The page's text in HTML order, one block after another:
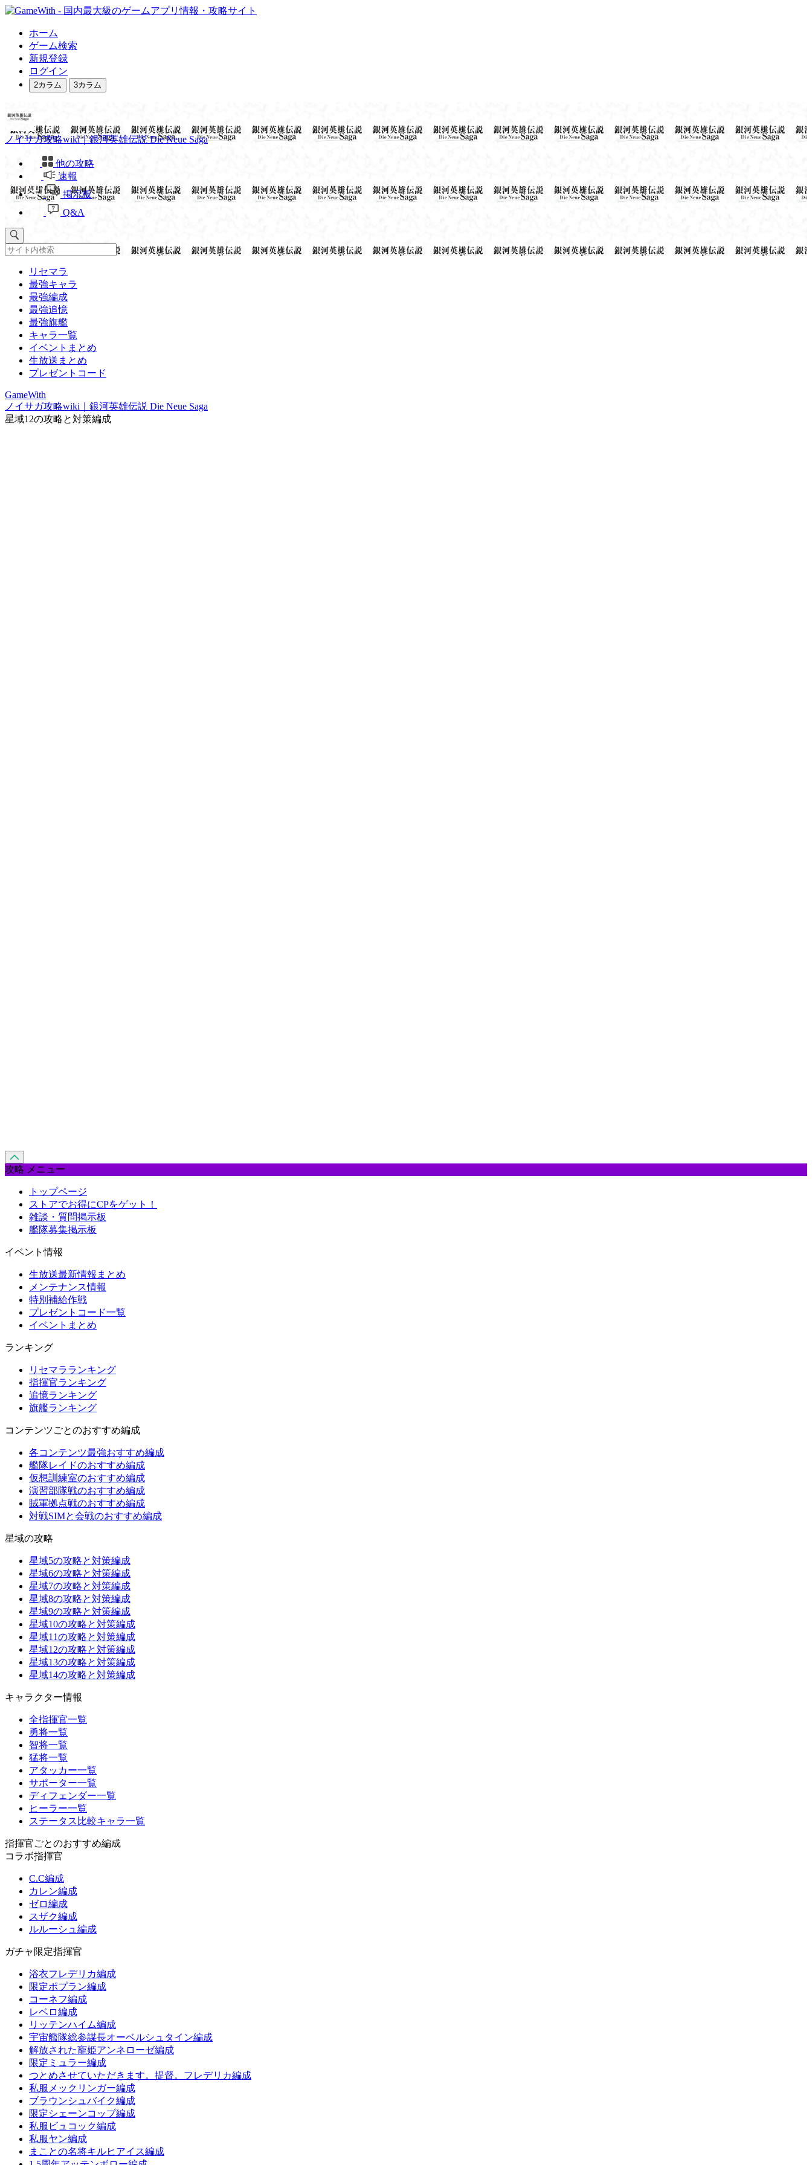
ホーム
ゲーム検索
新規登録
ログイン
2カラム 3カラム
ノイサガ攻略wiki｜銀河英雄伝説 Die Neue Saga
他の攻略
速報
掲示板
Q&A
リセマラ
最強キャラ
最強編成
最強追憶
最強旗艦
キャラ一覧
イベントまとめ
生放送まとめ
プレゼントコード
GameWith
ノイサガ攻略wiki｜銀河英雄伝説 Die Neue Saga
星域12の攻略と対策編成
攻略 メニュー
トップページ
ストアでお得にCPをゲット！
雑談・質問掲示板
艦隊募集掲示板
イベント情報
生放送最新情報まとめ
メンテナンス情報
特別補給作戦
プレゼントコード一覧
イベントまとめ
ランキング
リセマラランキング
指揮官ランキング
追憶ランキング
旗艦ランキング
コンテンツごとのおすすめ編成
各コンテンツ最強おすすめ編成
艦隊レイドのおすすめ編成
仮想訓練室のおすすめ編成
演習部隊戦のおすすめ編成
賊軍拠点戦のおすすめ編成
対戦SIMと会戦のおすすめ編成
星域の攻略
星域5の攻略と対策編成
星域6の攻略と対策編成
星域7の攻略と対策編成
星域8の攻略と対策編成
星域9の攻略と対策編成
星域10の攻略と対策編成
星域11の攻略と対策編成
星域12の攻略と対策編成
星域13の攻略と対策編成
星域14の攻略と対策編成
キャラクター情報
全指揮官一覧
勇将一覧
智将一覧
猛将一覧
アタッカー一覧
サポーター一覧
ディフェンダー一覧
ヒーラー一覧
ステータス比較キャラ一覧
指揮官ごとのおすすめ編成
コラボ指揮官
C.C編成
カレン編成
ゼロ編成
スザク編成
ルルーシュ編成
ガチャ限定指揮官
浴衣フレデリカ編成
限定ポプラン編成
コーネフ編成
レベロ編成
リッテンハイム編成
宇宙艦隊総参謀長オーベルシュタイン編成
解放された寵姫アンネローゼ編成
限定ミュラー編成
つとめさせていただきます。提督。フレデリカ編成
私服メックリンガー編成
ブラウンシュバイク編成
限定シェーンコップ編成
私服ビュコック編成
私服ヤン編成
まことの名将キルヒアイス編成